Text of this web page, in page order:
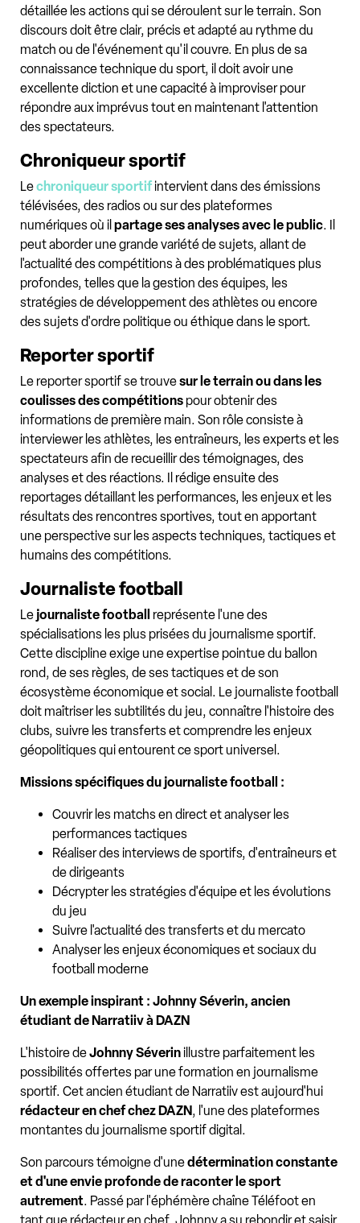
détaillée les actions qui se déroulent sur le terrain. Son
discours doit être clair, précis et adapté au rythme du
match ou de l'événement qu'il couvre. En plus de sa
connaissance technique du sport, il doit avoir une
excellente diction et une capacité à improviser pour
répondre aux imprévus tout en maintenant l'attention
des spectateurs.
Chroniqueur sportif
Lechroniqueur sportif intervient dans des émissions
télévisées, des radios ou sur des plateformes
numériques où il partage ses analyses avec le public. Il
peut aborder une grande variété de sujets, allant de
l'actualité des compétitions à des problématiques plus
profondes, telles que la gestion des équipes, les
stratégies de développement des athlètes ou encore
des sujets d'ordre politique ou éthique dans le sport.
Reporter sportif
Le reporter sportif se trouvesur le terrain ou dans les
coulisses des compétitions pour obtenir des
informations de première main. Son rôle consiste à
interviewer les athlètes, les entraîneurs, les experts et les
spectateurs afin de recueillir des témoignages, des
analyses et des réactions. Il rédige ensuite des
reportages détaillant les performances, les enjeux et les
résultats des rencontres sportives, tout en apportant
une perspective sur les aspects techniques, tactiques et
humains des compétitions.
Journaliste football
Le journaliste football
représente l'une des
spécialisations les plus prisées du journalisme sportif.
Cette discipline exige une expertise pointue du ballon
rond, de ses règles, de ses tactiques et de son
écosystème économique et social. Le journaliste football
doit maîtriser les subtilités du jeu, connaître l'histoire des
clubs, suivre les transferts et comprendre les enjeux
géopolitiques qui entourent ce sport universel.
Missions spécifiques du journaliste football :
Couvrir les matchs en direct et analyser les
performances tactiques
Réaliser des interviews de sportifs, d'entraîneurs et
de dirigeants
Décrypter les stratégies d'équipe et les évolutions
du jeu
Suivre l'actualité des transferts et du mercato
Analyser les enjeux économiques et sociaux du
football moderne
Un exemple inspirant : Johnny Séverin, ancien
étudiant de Narratiiv à DAZN
L'histoire deJohnny Séverin illustre parfaitement les
possibilités offertes par une formation en journalisme
sportif. Cet ancien étudiant de Narratiiv est aujourd'hui
rédacteur en chef chez DAZN, l'une des plateformes
montantes du journalisme sportif digital.
Son parcours témoigne d'unedétermination constante
et d'une envie profonde de raconter le sport
autrement. Passé par l'éphémère chaîne Téléfoot en
tant que rédacteur en chef, Johnny a su rebondir et saisir